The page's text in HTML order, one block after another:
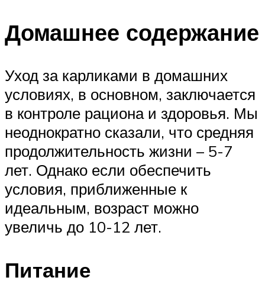
Домашнее содержание
Уход за карликами в домашних
условиях, в основном, заключается
в контроле рациона и здоровья. Мы
неоднократно сказали, что средняя
продолжительность жизни – 5-7
лет. Однако если обеспечить
условия, приближенные к
идеальным, возраст можно
увеличь до 10-12 лет.
Питание